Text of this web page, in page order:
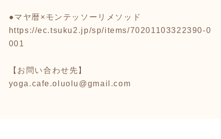
●マヤ暦×モンテッソーリメソッド
https://ec.tsuku2.jp/sp/items/70201103322390-0
001
【お問い合わせ先】
yoga.cafe.oluolu@gmail.com